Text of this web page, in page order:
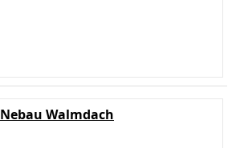
Nebau Walmdach